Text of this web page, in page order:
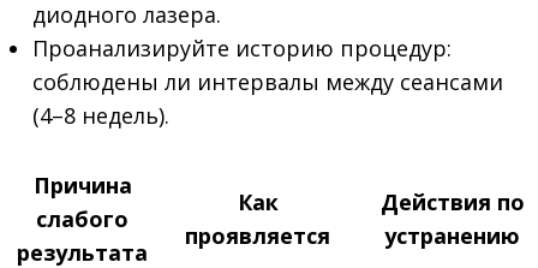
диодного лазера.
Проанализируйте историю процедур:
соблюдены ли интервалы между сеансами
(4–8 недель).
Причина
слабого
результата
Как
проявляется
Действия по
устранению